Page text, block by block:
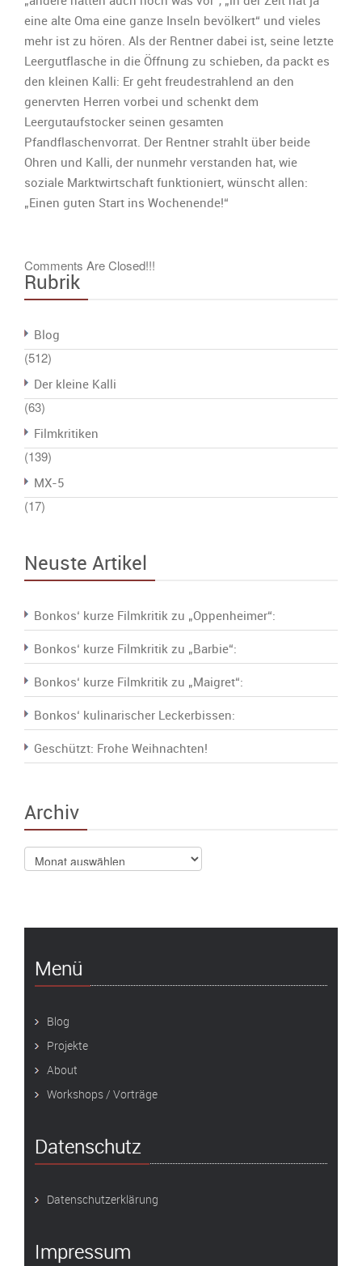
eine alte Oma eine ganze Inseln bevölkert“ und vieles
mehr ist zu hören. Als der Rentner dabei ist, seine letzte
Leergutflasche in die Öffnung zu schieben, da packt es
den kleinen Kalli: Er geht freudestrahlend an den
genervten Herren vorbei und schenkt dem
Leergutaufstocker seinen gesamten
Pfandflaschenvorrat. Der Rentner strahlt über beide
Ohren und Kalli, der nunmehr verstanden hat, wie
soziale Marktwirtschaft funktioniert, wünscht allen:
„Einen guten Start ins Wochenende!“
Comments Are Closed!!!
Rubrik
Blog
(512)
Der kleine Kalli
(63)
Filmkritiken
(139)
MX-5
(17)
Neuste Artikel
Bonkos‘ kurze Filmkritik zu „Oppenheimer“:
Bonkos‘ kurze Filmkritik zu „Barbie“:
Bonkos‘ kurze Filmkritik zu „Maigret“:
Bonkos‘ kulinarischer Leckerbissen:
Geschützt: Frohe Weihnachten!
Archiv
Archiv
Menü
Blog
Projekte
About
Workshops / Vorträge
Datenschutz
Datenschutzerklärung
Impressum